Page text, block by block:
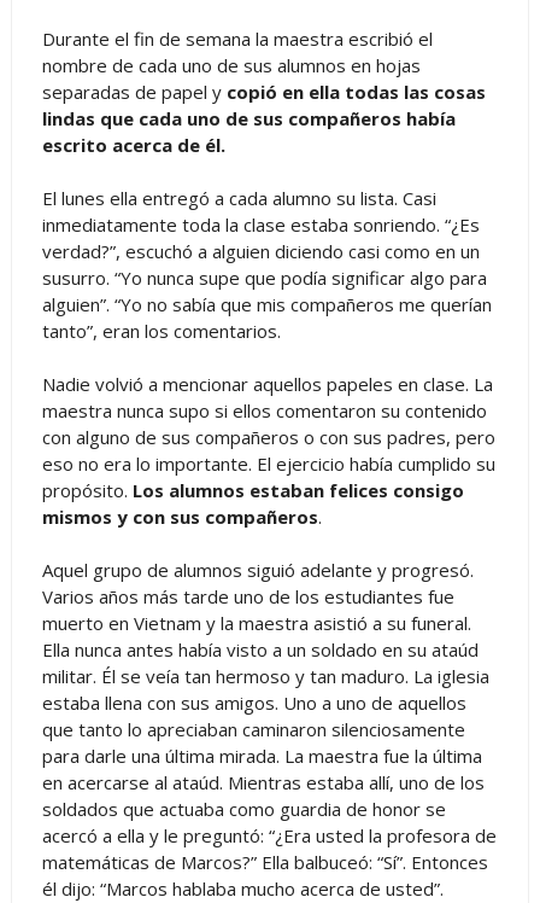
Durante el fin de semana la maestra escribió el
nombre de cada uno de sus alumnos en hojas
separadas de papel y copió en ella todas las cosas
lindas que cada uno de sus compañeros había
escrito acerca de él.
El lunes ella entregó a cada alumno su lista. Casi
inmediatamente toda la clase estaba sonriendo. “¿Es
verdad?”, escuchó a alguien diciendo casi como en un
susurro. “Yo nunca supe que podía significar algo para
alguien”. “Yo no sabía que mis compañeros me querían
tanto”, eran los comentarios.
Nadie volvió a mencionar aquellos papeles en clase. La
maestra nunca supo si ellos comentaron su contenido
con alguno de sus compañeros o con sus padres, pero
eso no era lo importante. El ejercicio había cumplido su
propósito. Los alumnos estaban felices consigo
mismos y con sus compañeros.
Aquel grupo de alumnos siguió adelante y progresó.
Varios años más tarde uno de los estudiantes fue
muerto en Vietnam y la maestra asistió a su funeral.
Ella nunca antes había visto a un soldado en su ataúd
militar. Él se veía tan hermoso y tan maduro. La iglesia
estaba llena con sus amigos. Uno a uno de aquellos
que tanto lo apreciaban caminaron silenciosamente
para darle una última mirada. La maestra fue la última
en acercarse al ataúd. Mientras estaba allí, uno de los
soldados que actuaba como guardia de honor se
acercó a ella y le preguntó: “¿Era usted la profesora de
matemáticas de Marcos?” Ella balbuceó: “Sí”. Entonces
él dijo: “Marcos hablaba mucho acerca de usted”.